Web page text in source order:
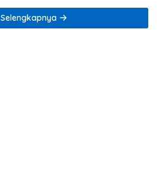
Tambang Nikel
Selengkapnya